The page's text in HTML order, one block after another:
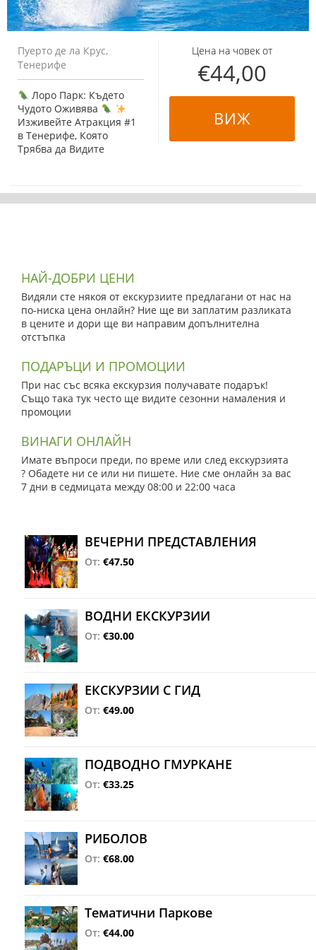
Пуерто де ла Крус,
Тенерифе
Лоро Парк: Където
Чудото Оживява
Изживейте Атракция #1
в Тенерифе, Която
Трябва да Видите
Цена на човек от
€44,00
ВИЖ
НАЙ-ДОБРИ ЦЕНИ
Видяли сте някоя от екскурзиите предлагани от нас на
по-ниска цена онлайн? Ние ще ви заплатим разликата
в цените и дори ще ви направим допълнителна
отстъпка
ПОДАРЪЦИ И ПРОМОЦИИ
При нас със всяка екскурзия получавате подарък!
Също така тук често ще видите сезонни намаления и
промоции
ВИНАГИ ОНЛАЙН
Имате въпроси преди, по време или след екскурзията
? Обадете ни се или ни пишете. Ние сме онлайн за вас
7 дни в седмицата между 08:00 и 22:00 часа
ВЕЧЕРНИ ПРЕДСТАВЛЕНИЯ
От: €47.50
ВОДНИ ЕКСКУРЗИИ
От: €30.00
ЕКСКУРЗИИ С ГИД
От: €49.00
ПОДВОДНО ГМУРКАНЕ
От: €33.25
РИБОЛОВ
От: €68.00
Тематични Паркове
От: €44.00